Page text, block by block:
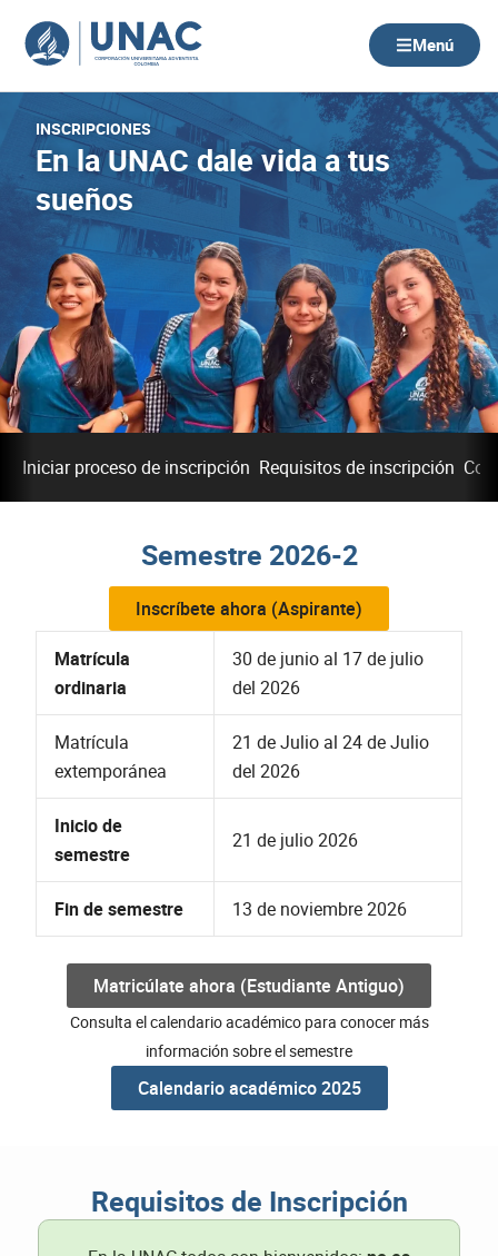
contenido
Menú
INSCRIPCIONES
En la UNAC dale vida a tus
sueños
Iniciar proceso de inscripción Requisitos de inscripción
Semestre 2026-2
Inscríbete ahora (Aspirante)
Matrícula
ordinaria
30 de junio al 17 de julio
del 2026
Matrícula
extemporánea
21 de Julio al 24 de Julio
del 2026
Inicio de
semestre
21 de julio 2026
Fin de semestre 13 de noviembre 2026
Matricúlate ahora (Estudiante Antiguo)
Consulta el calendario académico para conocer más
información sobre el semestre
Calendario académico 2025
Requisitos de Inscripción